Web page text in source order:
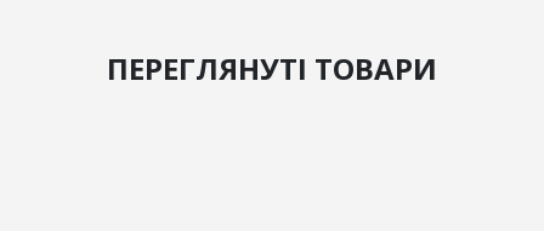
ПЕРЕГЛЯНУТІ ТОВАРИ